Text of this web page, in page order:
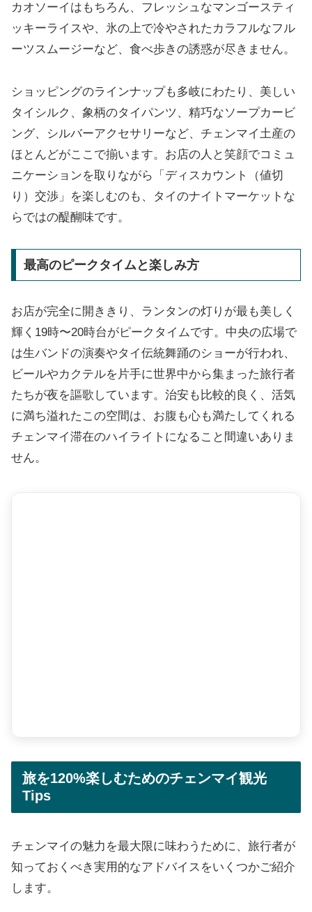
カオソーイはもちろん、フレッシュなマンゴースティ
ッキーライスや、氷の上で冷やされたカラフルなフル
ーツスムージーなど、食べ歩きの誘惑が尽きません。
ショッピングのラインナップも多岐にわたり、美しい
タイシルク、象柄のタイパンツ、精巧なソープカービ
ング、シルバーアクセサリーなど、チェンマイ土産の
ほとんどがここで揃います。お店の人と笑顔でコミュ
ニケーションを取りながら「ディスカウント（値切
り）交渉」を楽しむのも、タイのナイトマーケットな
らではの醍醐味です。
最高のピークタイムと楽しみ方
お店が完全に開ききり、ランタンの灯りが最も美しく
輝く19時〜20時台がピークタイムです。中央の広場で
は生バンドの演奏やタイ伝統舞踊のショーが行われ、
ビールやカクテルを片手に世界中から集まった旅行者
たちが夜を謳歌しています。治安も比較的良く、活気
に満ち溢れたこの空間は、お腹も心も満たしてくれる
チェンマイ滞在のハイライトになること間違いありま
せん。
旅を120%楽しむためのチェンマイ観光
Tips
チェンマイの魅力を最大限に味わうために、旅行者が
知っておくべき実用的なアドバイスをいくつかご紹介
します。